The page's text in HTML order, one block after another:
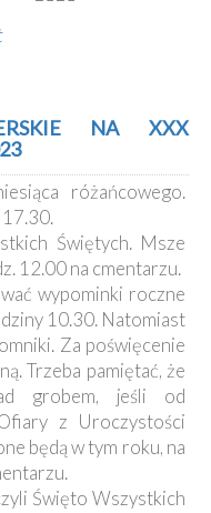
NA XXX
różańcowego.
Świętych. Msze
12.00 na cmentarzu.
wypominki roczne
10.30. Natomiast
Za poświęcenie
Trzeba pamiętać, że
grobem, jeśli od
z Uroczystości
będą w tym roku, na
Święto Wszystkich